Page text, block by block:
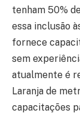
tenham 50%
essa inclusão
fornece
sem
atualmente é
Laranja de
capacitações